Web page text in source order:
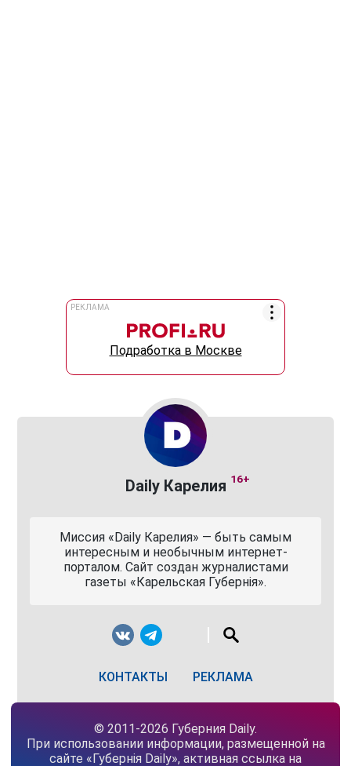
РЕКЛАМА
Подработка в Москве
Daily Карелия 16+
Миссия «Daily Карелия» — быть самым
интересным и необычным интернет-
порталом. Сайт создан журналистами
газеты «Карельская Губернiя».
КОНТАКТЫ РЕКЛАМА
© 2011-2026 Губерния Daily.
При использовании информации, размещенной на
сайте «Губернiя Daily», активная ссылка на